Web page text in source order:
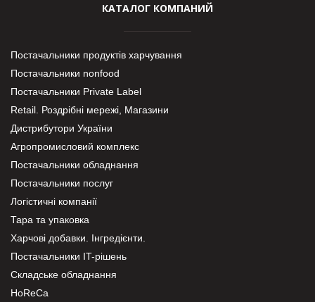
КАТАЛОГ КОМПАНИЙ
Постачальники продуктів харчування
Постачальники nonfood
Постачальники Private Label
Retail. Роздрібні мережі, Магазини
Дистрибутори України
Агропромисловий комплекс
Постачальники обладнання
Постачальники послуг
Логістичні компанії
Тара та упаковка
Харчові добавки. Інгредієнти.
Постачальники IT-рішень
Складське обладнання
HoReCa